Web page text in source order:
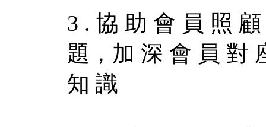
3 . 協 助 會 員 照
題，加 深 會 員 對
知 識